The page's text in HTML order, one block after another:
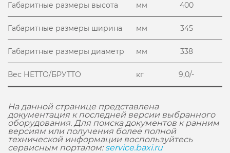
Габаритные размеры высота мм 400
Габаритные размеры ширина мм 345
Габаритные размеры диаметр мм 338
Вес НЕТТО/БРУТТО кг 9,0/-
На данной странице представлена
документация к последней версии выбранного
оборудования. Для поиска документов к ранним
версиям или получения более полной
технической информации воспользуйтесь
сервисным порталом:service.baxi.ru